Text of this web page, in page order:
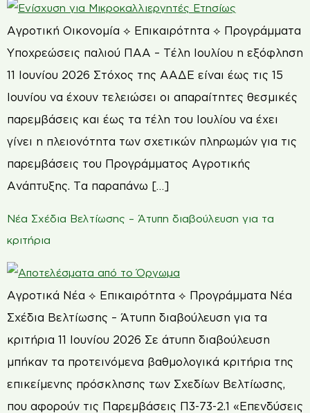
Αγροτική Οικονομία ⟡ Επικαιρότητα ⟡ Προγράμματα
Υποχρεώσεις παλιού ΠΑΑ – Τέλη Ιουλίου η εξόφληση
11 Ιουνίου 2026 Στόχος της ΑΑΔΕ είναι έως τις 15
Ιουνίου να έχουν τελειώσει οι απαραίτητες θεσμικές
παρεμβάσεις και έως τα τέλη του Ιουλίου να έχει
γίνει η πλειονότητα των σχετικών πληρωμών για τις
παρεμβάσεις του Προγράμματος Αγροτικής
Ανάπτυξης. Τα παραπάνω […]
Νέα Σχέδια Βελτίωσης – Άτυπη διαβούλευση για τα
κριτήρια
Αγροτικά Νέα ⟡ Επικαιρότητα ⟡ Προγράμματα Νέα
Σχέδια Βελτίωσης – Άτυπη διαβούλευση για τα
κριτήρια 11 Ιουνίου 2026 Σε άτυπη διαβούλευση
μπήκαν τα προτεινόμενα βαθμολογικά κριτήρια της
επικείμενης πρόσκλησης των Σχεδίων Βελτίωσης,
που αφορούν τις Παρεμβάσεις Π3-73-2.1 «Επενδύσεις